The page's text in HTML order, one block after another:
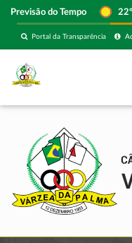
Previsão do Tempo 22º
Portal da Transparência